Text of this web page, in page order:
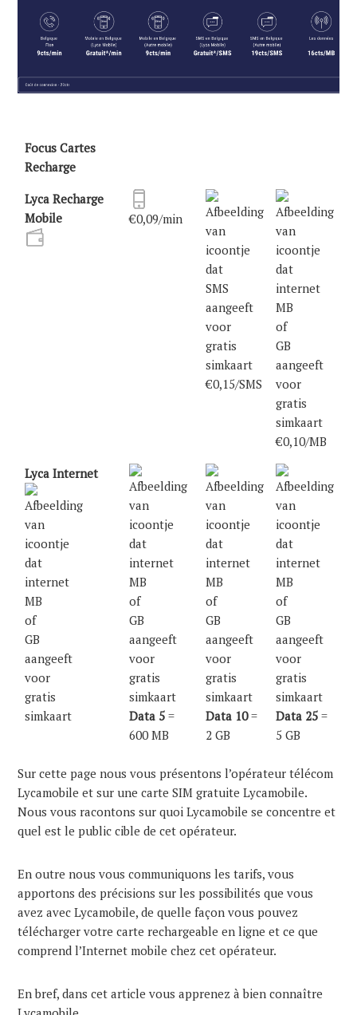
Focus Cartes
Recharge
Lyca Recharge
Mobile
€0,09/min
€0,15/SMS
€0,10/MB
Lyca Internet
Data 5=
600 MB
Data 10=
2 GB
Data 25=
5 GB
Sur cette page nous vous présentons l’opérateur télécom
Lycamobile et sur une carte SIM gratuite Lycamobile.
Nous vous racontons sur quoi Lycamobile se concentre et
quel est le public cible de cet opérateur.
En outre nous vous communiquons les tarifs, vous
apportons des précisions sur les possibilités que vous
avez avec Lycamobile, de quelle façon vous pouvez
télécharger votre carte rechargeable en ligne et ce que
comprend l’Internet mobile chez cet opérateur.
En bref, dans cet article vous apprenez à bien connaître